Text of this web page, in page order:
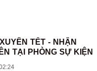
TẾT - NHẬN
TẠI PHÒNG SỰ KIỆN